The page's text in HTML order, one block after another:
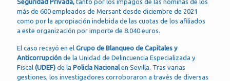
Seguridad Privada, tanto por los impagos de las nóminas de los
más de 600 empleados de Mersant desde diciembre de 2021
como por la apropiación indebida de las cuotas de los afiliados
a este organización por importe de 8.040 euros.
El caso recayó en el Grupo de Blanqueo de Capitales y
Anticorrupción de la Unidad de Delincuencia Especializada y
Fiscal (UDEF) de la Policía Nacionalen Sevilla. Tras varias
gestiones, los investigadores corroboraron a través de diversas